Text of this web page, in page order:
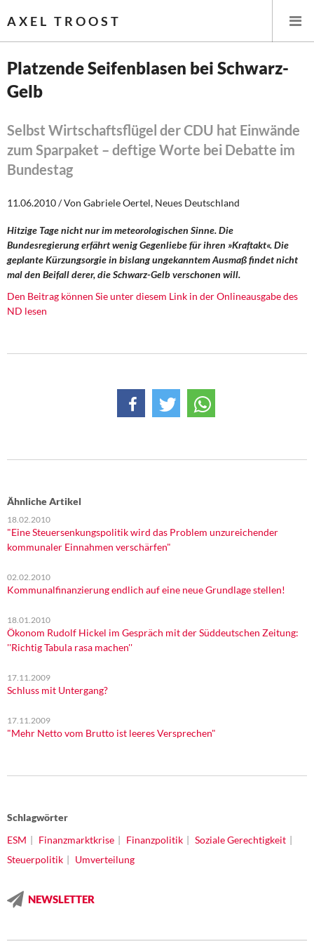
AXEL TROOST
Startseite
Themen
Leitlinien linker Wirtschafts- und Finanzpolitik
Steuer- und Finanzpolitik
Öffentliche Infrastruktur und Daseinsvorsorge
Eurokrise und Griechenland
Weitere Themen
Rosa-Luxemburg-Stiftung
Über mich
Kontakt
Platzende Seifenblasen bei Schwarz-
Gelb
Selbst Wirtschaftsflügel der CDU hat Einwände
zum Sparpaket – deftige Worte bei Debatte im
Bundestag
11.06.2010 / Von Gabriele Oertel, Neues Deutschland
Hitzige Tage nicht nur im meteorologischen Sinne. Die
Bundesregierung erfährt wenig Gegenliebe für ihren »Kraftakt«. Die
geplante Kürzungsorgie in bislang ungekanntem Ausmaß findet nicht
mal den Beifall derer, die Schwarz-Gelb verschonen will.
Den Beitrag können Sie unter diesem Link in der Onlineausgabe des
ND lesen
Ähnliche Artikel
18.02.2010
"Eine Steuersenkungspolitik wird das Problem unzureichender
kommunaler Einnahmen verschärfen"
02.02.2010
Kommunalfinanzierung endlich auf eine neue Grundlage stellen!
18.01.2010
Ökonom Rudolf Hickel im Gespräch mit der Süddeutschen Zeitung:
''Richtig Tabula rasa machen''
17.11.2009
Schluss mit Untergang?
17.11.2009
"Mehr Netto vom Brutto ist leeres Versprechen"
Schlagwörter
ESM
Finanzmarktkrise Finanzpolitik
Soziale Gerechtigkeit
Steuerpolitik
Umverteilung
NEWSLETTER